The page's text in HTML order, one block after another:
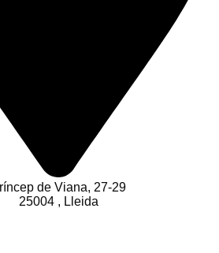
de Viana, 27-29
25004 , Lleida